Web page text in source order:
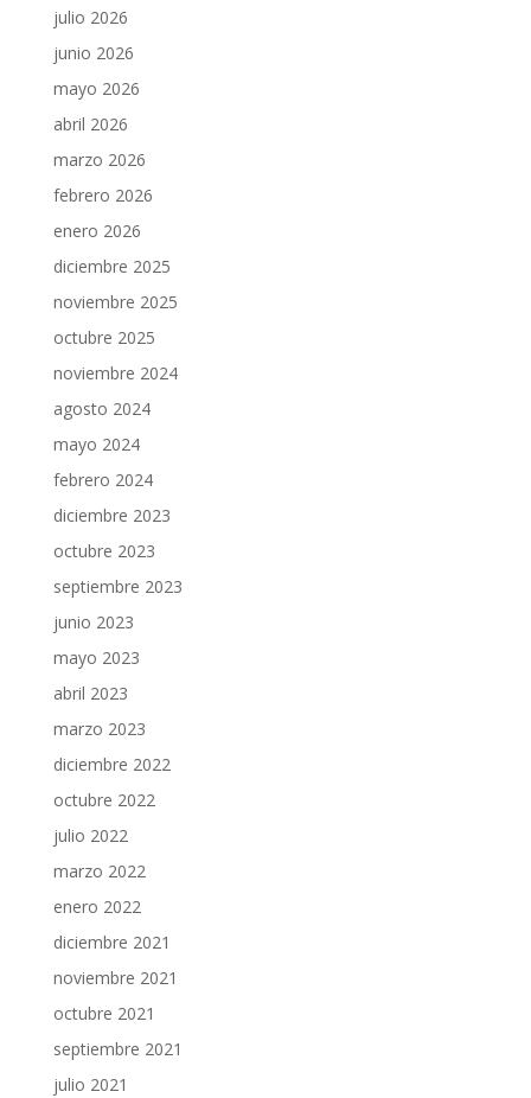
julio 2026
junio 2026
mayo 2026
abril 2026
marzo 2026
febrero 2026
enero 2026
diciembre 2025
noviembre 2025
octubre 2025
noviembre 2024
agosto 2024
mayo 2024
febrero 2024
diciembre 2023
octubre 2023
septiembre 2023
junio 2023
mayo 2023
abril 2023
marzo 2023
diciembre 2022
octubre 2022
julio 2022
marzo 2022
enero 2022
diciembre 2021
noviembre 2021
octubre 2021
septiembre 2021
julio 2021